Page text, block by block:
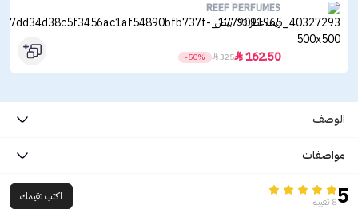
REEF PERFUMES
ريف عطر 33 ابيض
162.50

325

-50%
الوصف
مواصفات
58 تقييم اكتب تقيمك